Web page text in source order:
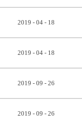
2019 - 04 - 18
2019 - 04 - 18
2019 - 09 - 26
2019 - 09 - 26